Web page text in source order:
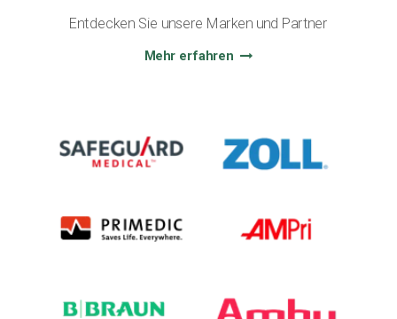
Entdecken Sie unsere Marken und Partner
Mehr erfahren